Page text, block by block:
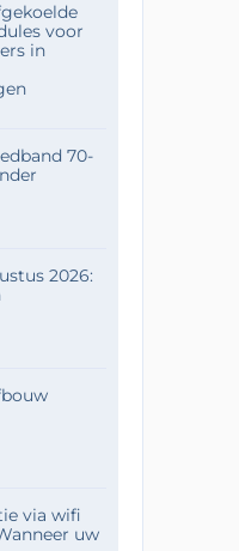
voor
in
70-
2026:
via wifi
uw